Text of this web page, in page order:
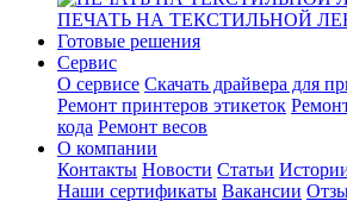
ПЕЧАТЬ НА ТЕКСТИЛЬНОЙ
Готовые решения
Сервис
О сервисе Скачать драйвера для
Ремонт принтеров этикеток
кода Ремонт весов
О компании
Контакты Новости Статьи
Наши сертификаты Вакансии